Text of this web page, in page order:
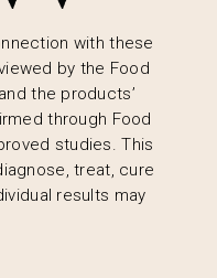
with these
by the Food
the products’
through Food
studies. This
treat, cure
results may